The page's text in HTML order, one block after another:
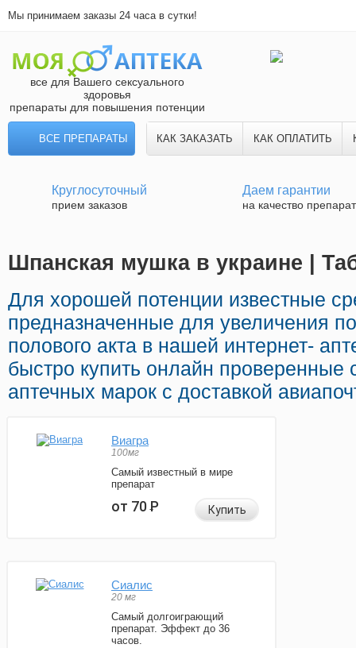
Мы принимаем заказы 24 часа в сутки!
все для Вашего сексуального
здоровья
препараты для повышения потенции
ВСЕ ПРЕПАРАТЫ КАК ЗАКАЗАТЬ КАК ОПЛАТИТЬ
Круглосуточный
прием заказов
Даем гарантии
на качество
Шпанская мушка в украине |
Для хорошей потенции известные
предназначенные для увеличения
полового акта в нашей интернет-
быстро купить онлайн проверенные
аптечных марок с доставкой
Виагра
100мг
Самый известный в мире
препарат
от 70Р Купить
Сиалис
20 мг
Самый долгоиграющий
препарат. Эффект до 36
часов.